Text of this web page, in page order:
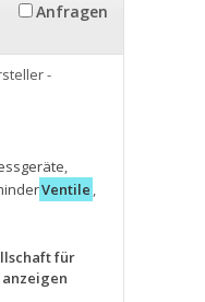
Anfragen
-
,
Ventile ,
für